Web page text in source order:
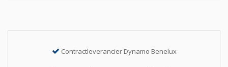
Contractleverancier Dynamo Benelux